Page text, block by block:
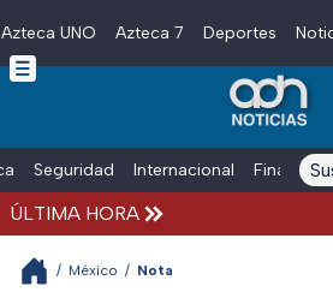
Skip to main content
Azteca UNO Azteca 7 Deportes
Seguridad Internacional Finanzas
ÚLTIMA HORA
/ México / Nota